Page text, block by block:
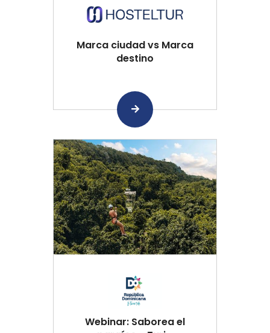
Marca ciudad vs Marca
destino
Webinar: Saborea el